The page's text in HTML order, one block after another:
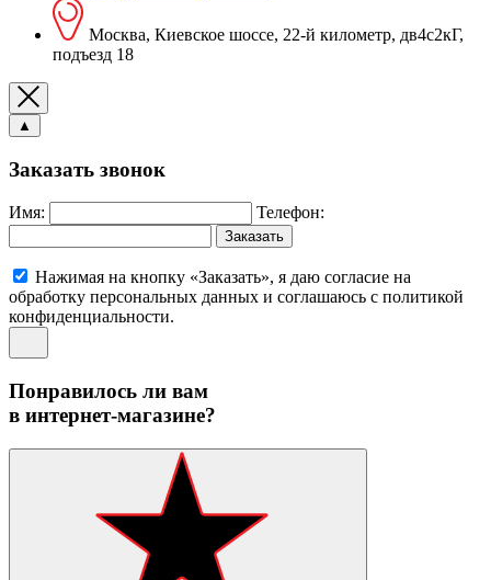
Москва, Киевское шоссе, 22-й километр, дв4с2кГ,
подъезд 18
▲
Заказать звонок
Имя: Телефон:
Заказать
Нажимая на кнопку «Заказать», я даю согласие на
обработку персональных данных и соглашаюсь c политикой
конфиденциальности.
Понравилось ли вам
в интернет-магазине?